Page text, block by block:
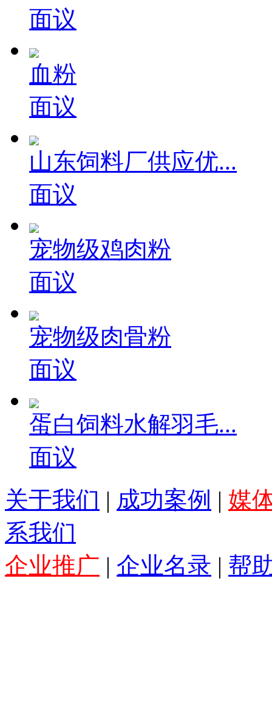
面议
血粉
面议
山东饲料厂供应优...
面议
宠物级鸡肉粉
面议
宠物级肉骨粉
面议
蛋白饲料水解羽毛...
面议
关于我们 | 成功案例 | 媒
系我们
企业推广 | 企业名录 | 帮